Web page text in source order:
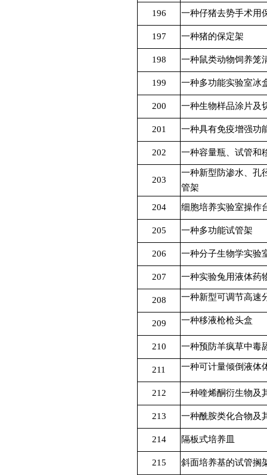
196 一种仔猪去势手术用
197 一种猪的保定架
198 一种鼠类动物饲养笼
199 一种多功能实验室冰
200 一种生物样品涂片及
201 一种具有免疫增强功
202 一种容量瓶、试管和
203
一种新型防渗水、孔
管架
204 细胞培养实验室操作
205 一种多功能试管架
206 一种分子生物学实验
207 一种实验兔用液体药
208 一种新型可调节高速
209 一种移液枪枪头盒
210 一种预防羊疯草中毒
211 一种可计量倾倒液体
212 一种喹烯酮衍生物及
213 一种酰胺类化合物及
214 隔板式培养皿
215 斜面培养基的试管搁